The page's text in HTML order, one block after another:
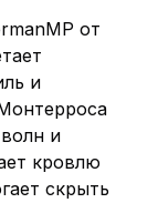
от
и
и
кровлю
скрыть